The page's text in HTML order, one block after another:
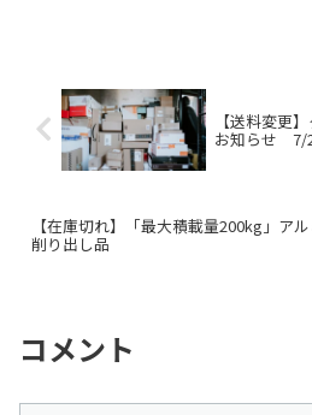
【送料変更
お知らせ 7/
【在庫切れ】「最大積載量200kg」アル
削り出し品
コメント